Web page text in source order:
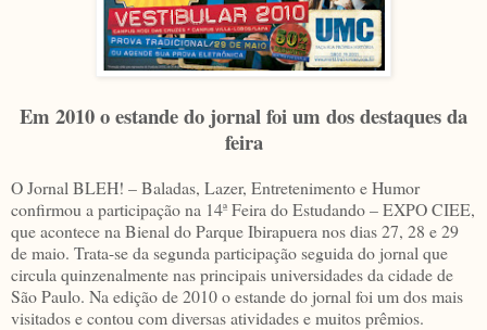
Em 2010 o estande do jornal foi um dos destaques da
feira
O Jornal BLEH! – Baladas, Lazer, Entretenimento e Humor
confirmou a participação na 14ª Feira do Estudando – EXPO CIEE,
que acontece na Bienal do Parque Ibirapuera nos dias 27, 28 e 29
de maio. Trata-se da segunda participação seguida do jornal que
circula quinzenalmente nas principais universidades da cidade de
São Paulo. Na edição de 2010 o estande do jornal foi um dos mais
visitados e contou com diversas atividades e muitos prêmios.